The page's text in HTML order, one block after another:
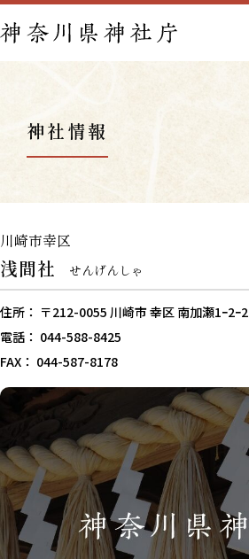
神社情報
川崎市幸区
浅間社 せんげんしゃ
住所： 〒212-0055 川崎市 幸区 南加瀬1ｰ2ｰ2
電話： 044-588-8425
FAX： 044-587-8178